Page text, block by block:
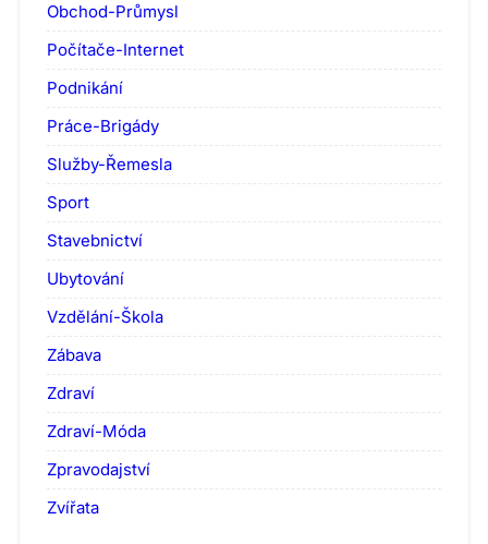
Obchod-Průmysl
Počítače-Internet
Podnikání
Práce-Brigády
Služby-Řemesla
Sport
Stavebnictví
Ubytování
Vzdělání-Škola
Zábava
Zdraví
Zdraví-Móda
Zpravodajství
Zvířata